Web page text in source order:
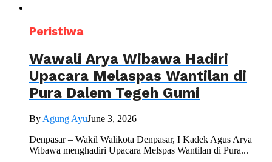
Peristiwa
Wawali Arya Wibawa Hadiri
Upacara Melaspas Wantilan di
Pura Dalem Tegeh Gumi
By Agung AyuJune 3, 2026
Denpasar – Wakil Walikota Denpasar, I Kadek Agus Arya
Wibawa menghadiri Upacara Melspas Wantilan di Pura...